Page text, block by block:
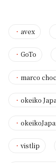
・ avex
・ GoTo
・ marco
・ okeiko
・
・ vistlip